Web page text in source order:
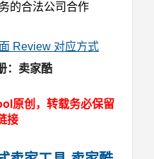
的合法公司合作
Review 对应方式
卖家酷
原创，转载务必保留
接